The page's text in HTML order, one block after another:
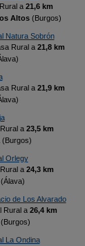
a 21,6 km
Altos(Burgos)
Natura Sobrón
Rural a 21,8 km
Rural a 21,9 km
a 23,5 km
(Burgos)
Orlegy
a 24,3 km
de Los Alvarado
Rural a 26,4 km
La Ondina